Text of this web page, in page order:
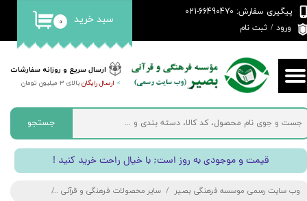
ارسال سریع و روزانه سفارشات
> ارسال رایگانبالای 3 میلیون تومان
پیگیری سفارش: 66490470-021
ورود / ثبت نام
حساب کاربری من
تغییر گذر واژه
سفارشات
خروج از حساب کاربری
۰ سبد خرید
جستجو
! قیمت و موجودی به روز است; با خیال راحت خرید کنید
وب سایت رسمی موسسه فرهنگی بصیر سایر محصولات فرهنگی و قرآنی